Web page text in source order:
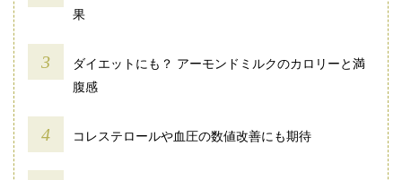
果
ダイエットにも？ アーモンドミルクのカロリーと満
腹感
コレステロールや血圧の数値改善にも期待